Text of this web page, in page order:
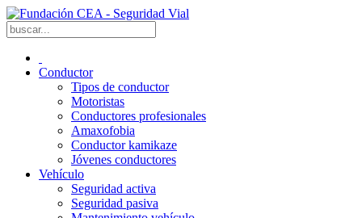
Conductor
Tipos de conductor
Motoristas
Conductores profesionales
Amaxofobia
Conductor kamikaze
Jóvenes conductores
Vehículo
Seguridad activa
Seguridad pasiva